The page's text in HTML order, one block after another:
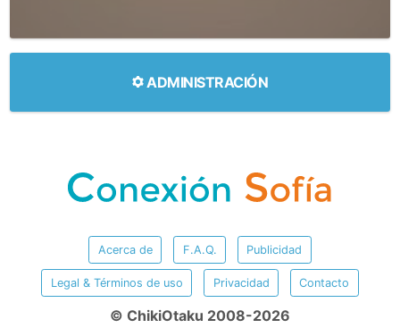
ADMINISTRACIÓN
Acerca de F.A.Q. Publicidad
Legal & Términos de uso Privacidad Contacto
© ChikiOtaku 2008-2026